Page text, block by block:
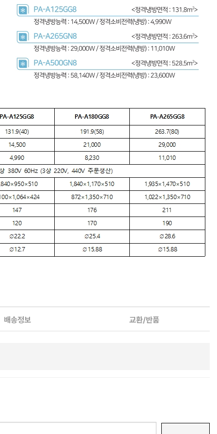
배송정보 교환/반품